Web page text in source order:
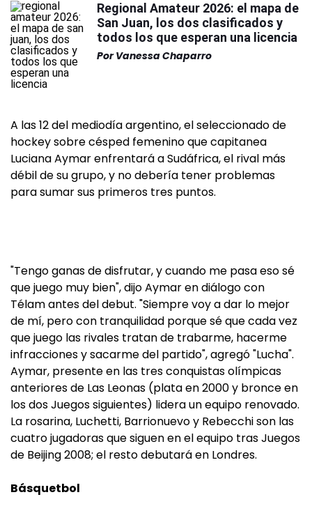
Regional Amateur 2026: el mapa de
San Juan, los dos clasificados y
todos los que esperan una licencia
Por Vanessa Chaparro
A las 12 del mediodía argentino, el seleccionado de
hockey sobre césped femenino que capitanea
Luciana Aymar enfrentará a Sudáfrica, el rival más
débil de su grupo, y no debería tener problemas
para sumar sus primeros tres puntos.
"Tengo ganas de disfrutar, y cuando me pasa eso sé
que juego muy bien", dijo Aymar en diálogo con
Télam antes del debut. "Siempre voy a dar lo mejor
de mí, pero con tranquilidad porque sé que cada vez
que juego las rivales tratan de trabarme, hacerme
infracciones y sacarme del partido", agregó "Lucha".
Aymar, presente en las tres conquistas olímpicas
anteriores de Las Leonas (plata en 2000 y bronce en
los dos Juegos siguientes) lidera un equipo renovado.
La rosarina, Luchetti, Barrionuevo y Rebecchi son las
cuatro jugadoras que siguen en el equipo tras Juegos
de Beijing 2008; el resto debutará en Londres.
Básquetbol